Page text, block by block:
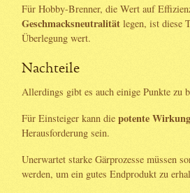
Für Hobby-Brenner, die Wert auf
Geschmacksneutralität legen, ist diese
Überlegung wert.
Nachteile
Allerdings gibt es auch einige Punkte zu
Für Einsteiger kann diepotente Wirkung
Herausforderung sein.
Unerwartet starke Gärprozesse müssen
werden, um ein gutes Endprodukt zu